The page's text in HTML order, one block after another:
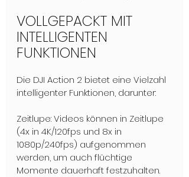
VOLLGEPACKT MIT
INTELLIGENTEN
FUNKTIONEN
Die DJI Action 2 bietet eine Vielzahl
intelligenter Funktionen, darunter:
Zeitlupe: Videos können in Zeitlupe
(4x in 4K/120fps und 8x in
1080p/240fps) aufgenommen
werden, um auch flüchtige
Momente dauerhaft festzuhalten.